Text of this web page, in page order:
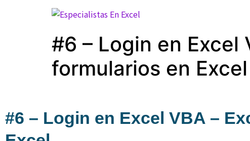
#6 – Login en Excel
formularios en Excel
#6 – Login en Excel VBA –